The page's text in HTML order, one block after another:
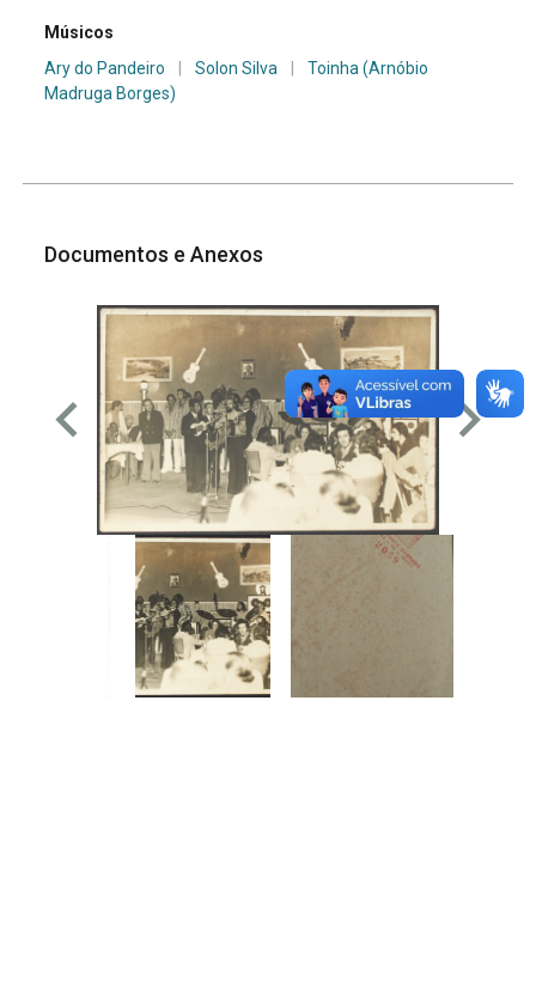
Músicos
Ary do Pandeiro
Solon Silva
Toinha (Arnóbio
Madruga Borges)
Documentos e Anexos